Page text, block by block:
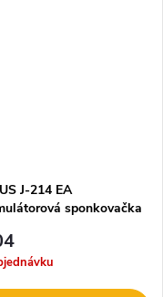
J-214 EA
sponkovačka